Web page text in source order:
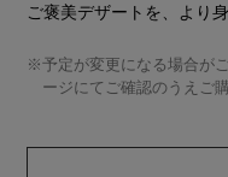
ご褒美デザートを、より
※予定が変更になる場合が
ージにてご確認のうえご